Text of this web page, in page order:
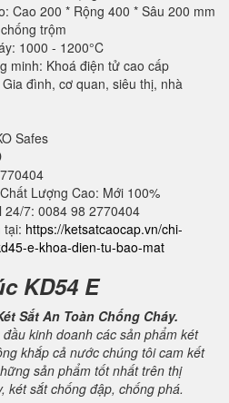
Cao 200 * Rộng 400 * Sâu 200 mm
trộm
1000 - 1200°C
minh: Khoá điện tử cao cấp
đình, cơ quan, siêu thị, nhà
Safes
Lượng Cao: Mới 100%
7: 0084 98 2770404
tại: https://ketsatcaocap.vn/chi-
e-khoa-dien-tu-bao-mat
KD54 E
Sắt An Toàn Chống Cháy.
kinh doanh các sản phẩm két
khắp cả nước chúng tôi cam kết
sản phẩm tốt nhất trên thị
két sắt chống đập, chống phá.